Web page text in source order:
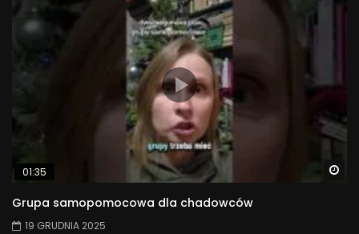
01:35
Grupa samopomocowa dla chadowców
19 GRUDNIA 2025